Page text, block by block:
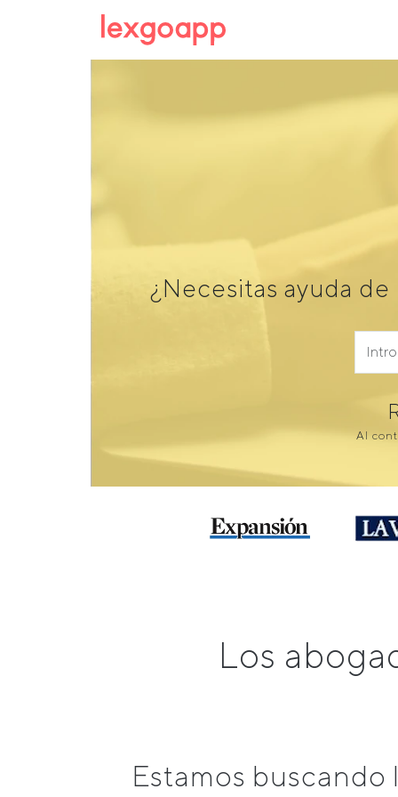
¿Necesitas ayuda
Al
Los
Estamos